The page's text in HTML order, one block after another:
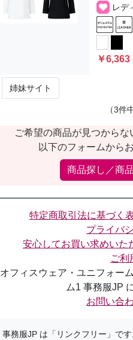
レデ
￥6,363
姉妹サイト
（3件
ご希望の商品が見つからな
以下のフォームから
商品探し／商
特定商取引法に基づく
プライバ
安心してお買い求めいた
ご利
オフィスウェア・ユニフォー
ム1 事務服JP
お問い合
事務服JP は「リンクフリー」で